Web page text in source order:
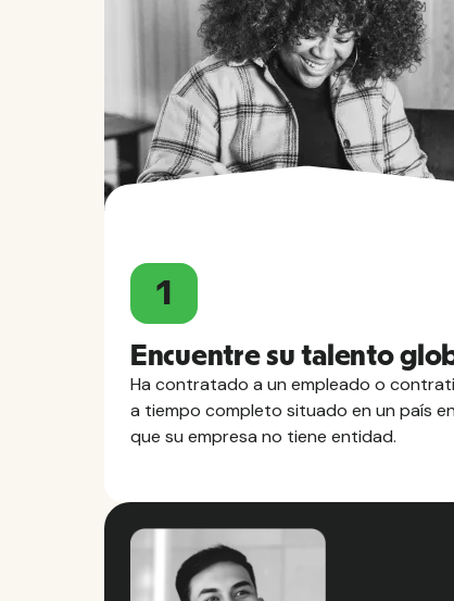
1
Encuentre su talento
Ha contratado a un empleado o
a tiempo completo situado en un país
que su empresa no tiene entidad.